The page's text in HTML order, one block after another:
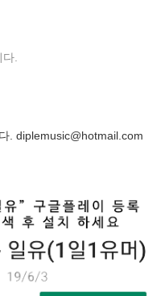
.
. diplemusic@hotmail.com